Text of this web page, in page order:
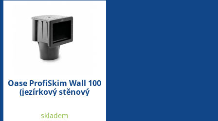
Oase ProfiSkim Wall 100
(jezírkový stěnový
skladem